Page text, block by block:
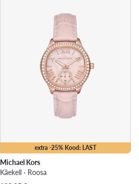
extra -25% Kood: LAST
Michael Kors
Käekell · Roosa